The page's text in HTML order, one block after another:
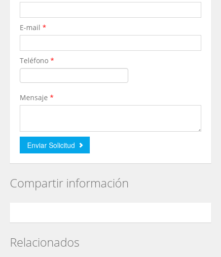
E-mail *
Teléfono *
Mensaje *
Compartir información
Relacionados